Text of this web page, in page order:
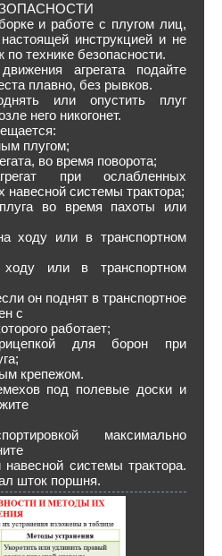
и работе с плугом лиц,
инструкцией и не
технике безопасности.
агрегата подайте
плавно, без рывков.
или опустить плуг
него никогонет.
плугом;
во время поворота;
при ослабленных
навесной системы трактора;
во время пахоты или
ходу или в транспортном
или в транспортном
он поднят в транспортное
с
работает;
для борон при
крепежом.
под полевые доски и
максимально
системы трактора.
шток поршня.